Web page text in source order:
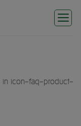
in icon-faq-product-